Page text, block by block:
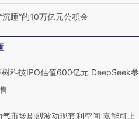
“沉睡”的10万亿元公积金
树科技IPO估值600亿元 DeepSeek参
气市场剧烈波动现套利空间 嘉能可上